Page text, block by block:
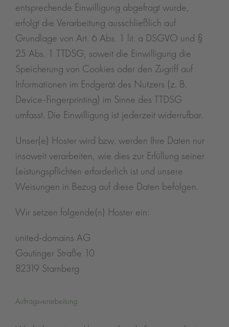
entsprechende Einwilligung abgefragt wurde,
erfolgt die Verarbeitung ausschließlich auf
Grundlage von Art. 6 Abs. 1 lit. a DSGVO und §
25 Abs. 1 TTDSG, soweit die Einwilligung die
Speicherung von Cookies oder den Zugriff auf
Informationen im Endgerät des Nutzers (z. B.
Device-Fingerprinting) im Sinne des TTDSG
umfasst. Die Einwilligung ist jederzeit widerrufbar.
Unser(e) Hoster wird bzw. werden Ihre Daten nur
insoweit verarbeiten, wie dies zur Erfüllung seiner
Leistungspflichten erforderlich ist und unsere
Weisungen in Bezug auf diese Daten befolgen.
Wir setzen folgende(n) Hoster ein:
united-domains AG
Gautinger Straße 10
82319 Starnberg
Auftragsverarbeitung